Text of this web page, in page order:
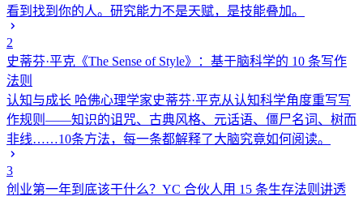
看到找到你的人。研究能力不是天赋，是技能叠加。
2
史蒂芬·平克《The Sense of Style》：基于脑科学的 10 条写作
法则
认知与成长 哈佛心理学家史蒂芬·平克从认知科学角度重写写
作规则——知识的诅咒、古典风格、元话语、僵尸名词、树而
非线……10条方法，每一条都解释了大脑究竟如何阅读。
3
创业第一年到底该干什么？YC 合伙人用 15 条生存法则讲透